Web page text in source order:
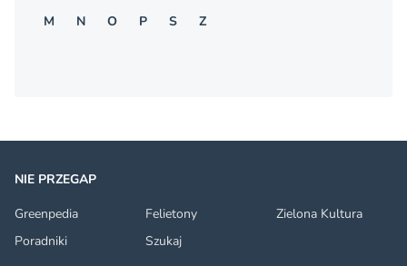
M
N O P S Z
NIE PRZEGAP
Greenpedia
Felietony
Zielona Kultura
Poradniki
Szukaj